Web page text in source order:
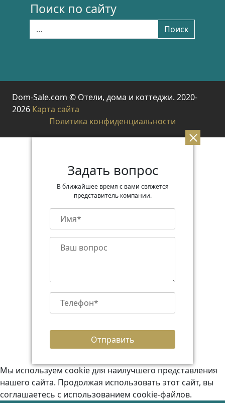
Поиск по сайту
Поиск
Dom-Sale.com © Отели, дома и коттеджи. 2020-
2026 Карта сайта
Политика конфиденциальности
Задать вопрос
В ближайшее время с вами свяжется
представитель компании.
Мы используем cookie для наилучшего представления
нашего сайта. Продолжая использовать этот сайт, вы
соглашаетесь с использованием cookie-файлов.